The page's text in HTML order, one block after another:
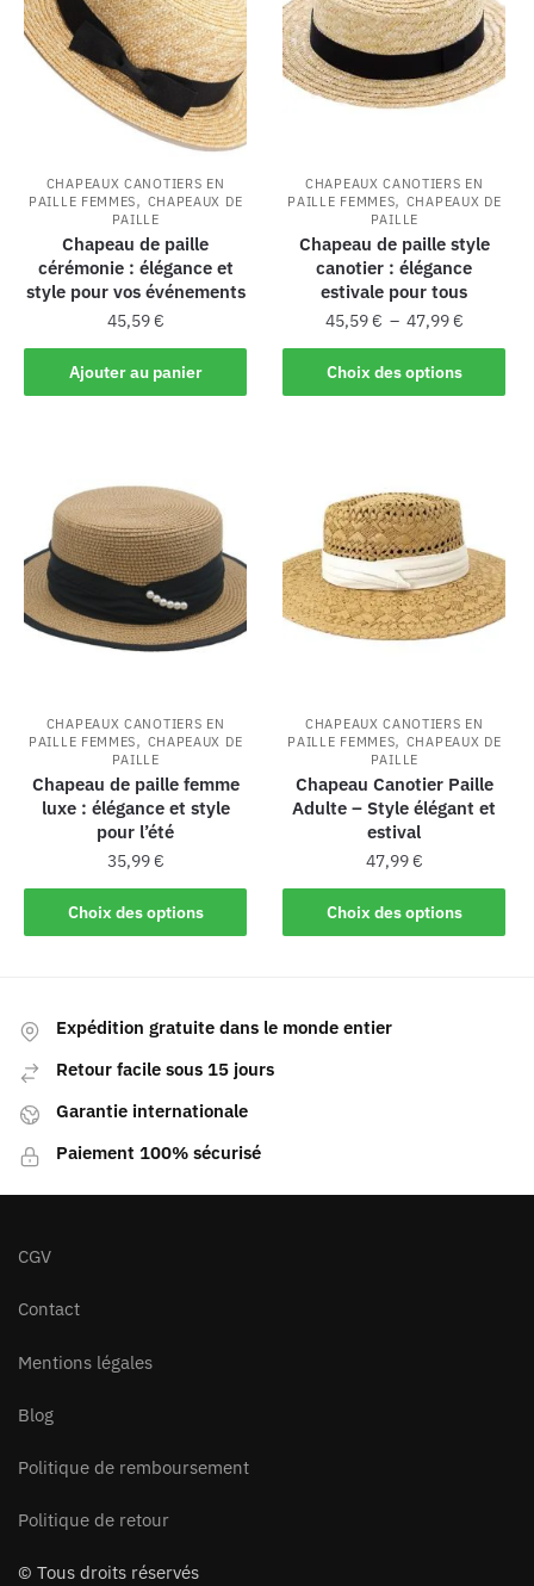
CHAPEAUX CANOTIERS EN
PAILLE FEMMES, CHAPEAUX DE
PAILLE
Chapeau de paille
cérémonie : élégance et
style pour vos événements
45,59€
Ajouter au panier
CHAPEAUX CANOTIERS EN
PAILLE FEMMES, CHAPEAUX DE
PAILLE
Chapeau de paille style
canotier : élégance
estivale pour tous
45,59€ – 47,99€
Choix des options
CHAPEAUX CANOTIERS EN
PAILLE FEMMES, CHAPEAUX DE
PAILLE
Chapeau de paille femme
luxe : élégance et style
pour l’été
35,99€
Choix des options
CHAPEAUX CANOTIERS EN
PAILLE FEMMES, CHAPEAUX DE
PAILLE
Chapeau Canotier Paille
Adulte – Style élégant et
estival
47,99€
Choix des options
Expédition gratuite dans le monde entier
Retour facile sous 15 jours
Garantie internationale
Paiement 100% sécurisé
CGV
Contact
Mentions légales
Blog
Politique de remboursement
Politique de retour
© Tous droits réservés